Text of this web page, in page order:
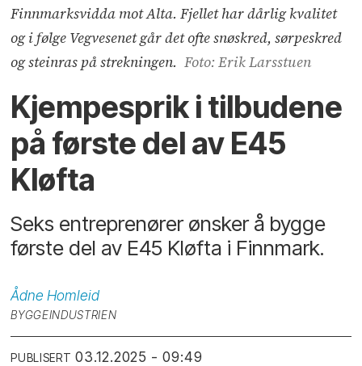
Finnmarksvidda mot Alta. Fjellet har dårlig kvalitet
og i følge Vegvesenet går det ofte snøskred, sørpeskred
og steinras på strekningen. Foto: Erik Larsstuen
Kjempesprik i tilbudene
på første del av E45
Kløfta
Seks entreprenører ønsker å bygge
første del av E45 Kløfta i Finnmark.
Ådne Homleid
BYGGEINDUSTRIEN
PUBLISERT 03.12.2025 - 09:49